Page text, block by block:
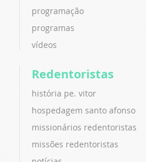
programação
programas
vídeos
Redentoristas
história pe. vitor
hospedagem santo afonso
missionários redentoristas
missões redentoristas